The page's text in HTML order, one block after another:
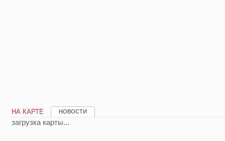
НА КАРТЕ НОВОСТИ
загрузка карты...